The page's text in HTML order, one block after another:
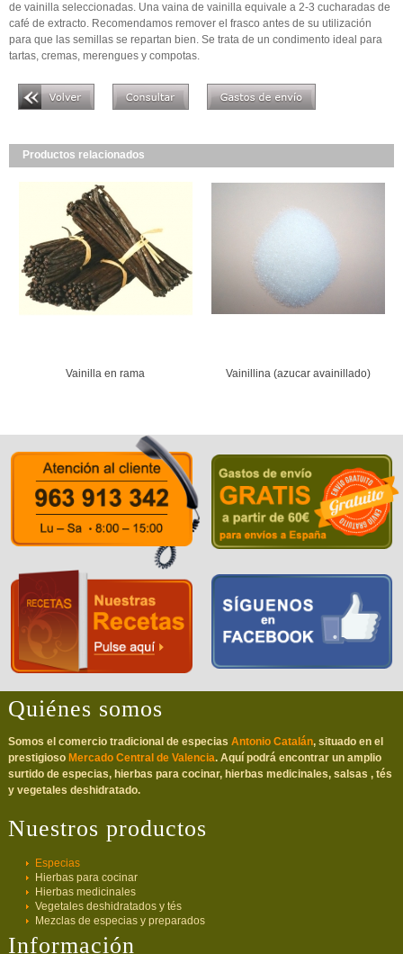
de vainilla seleccionadas. Una vaina de vainilla equivale a 2-3 cucharadas de
café de extracto. Recomendamos remover el frasco antes de su utilización
para que las semillas se repartan bien. Se trata de un condimento ideal para
tartas, cremas, merengues y compotas.
Productos relacionados
Vainilla en rama Vainillina (azucar avainillado)
Quiénes somos
Somos el comercio tradicional de especias Antonio Catalán, situado en el
prestigioso Mercado Central de Valencia. Aquí podrá encontrar un amplio
surtido de especias, hierbas para cocinar, hierbas medicinales, salsas , tés
y vegetales deshidratado.
Nuestros productos
Especias
Hierbas para cocinar
Hierbas medicinales
Vegetales deshidratados y tés
Mezclas de especias y preparados
Información